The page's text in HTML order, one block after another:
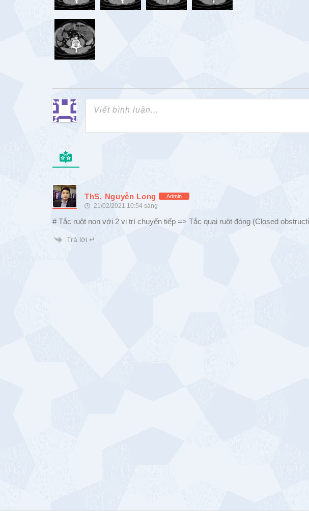
ThS. Nguyễn Long Admin
21/02/2021 10:54 sáng
# Tắc ruột non với 2 vị trí chuyển tiếp => Tắc quai ruột đóng (Closed
Trả lời ↵